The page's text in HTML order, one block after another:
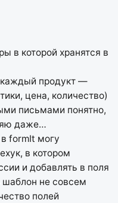
в которой хранятся в
продукт —
цена, количество)
письмами понятно,
даже…
formIt могу
в котором
и добавлять в поля
шаблон не совсем
полей